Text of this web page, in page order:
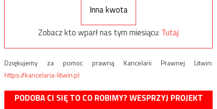
Inna kwota
Zobacz kto wparł nas tym miesiącu: Tutaj
Dziękujemy za pomoc prawną Kancelarii Prawnej Litwin:
https://kancelaria-litwin.pl
PODOBA CI SIĘ TO CO ROBIMY? WESPRZYJ PROJEKT